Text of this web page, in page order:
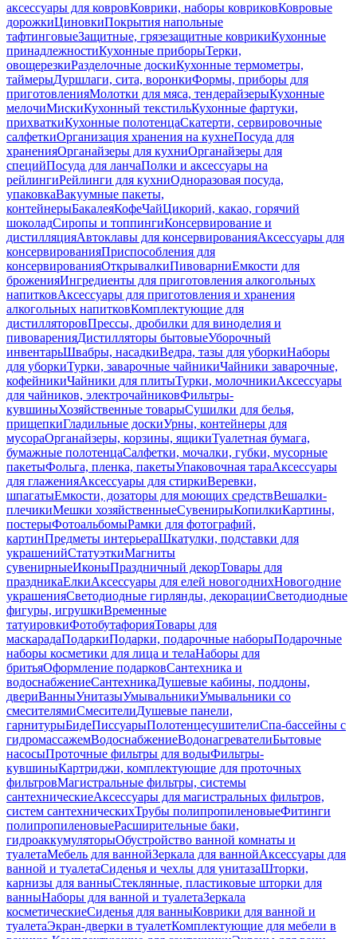
аксессуары для ковровКоврики, наборы ковриковКовровые
дорожкиЦиновкиПокрытия напольные
тафтинговыеЗащитные, грязезащитные коврикиКухонные
принадлежностиКухонные приборыТерки,
овощерезкиРазделочные доскиКухонные термометры,
таймерыДуршлаги, сита, воронкиФормы, приборы для
приготовленияМолотки для мяса, тендерайзерыКухонные
мелочиМискиКухонный текстильКухонные фартуки,
прихваткиКухонные полотенцаСкатерти, сервировочные
салфеткиОрганизация хранения на кухнеПосуда для
храненияОрганайзеры для кухниОрганайзеры для
специйПосуда для ланчаПолки и аксессуары на
рейлингиРейлинги для кухниОдноразовая посуда,
упаковкаВакуумные пакеты,
контейнерыБакалеяКофеЧайЦикорий, какао, горячий
шоколадСиропы и топпингиКонсервирование и
дистилляцияАвтоклавы для консервированияАксессуары для
консервированияПриспособления для
консервированияОткрывалкиПивоварниЕмкости для
броженияИнгредиенты для приготовления алкогольных
напитковАксессуары для приготовления и хранения
алкогольных напитковКомплектующие для
дистилляторовПрессы, дробилки для виноделия и
пивоваренияДистилляторы бытовыеУборочный
инвентарьШвабры, насадкиВедра, тазы для уборкиНаборы
для уборкиТурки, заварочные чайникиЧайники заварочные,
кофейникиЧайники для плитыТурки, молочникиАксессуары
для чайников, электрочайниковФильтры-
кувшиныХозяйственные товарыСушилки для белья,
прищепкиГладильные доскиУрны, контейнеры для
мусораОрганайзеры, корзины, ящикиТуалетная бумага,
бумажные полотенцаСалфетки, мочалки, губки, мусорные
пакетыФольга, пленка, пакетыУпаковочная тараАксессуары
для глаженияАксессуары для стиркиВеревки,
шпагатыЕмкости, дозаторы для моющих средствВешалки-
плечикиМешки хозяйственныеСувенирыКопилкиКартины,
постерыФотоальбомыРамки для фотографий,
картинПредметы интерьераШкатулки, подставки для
украшенийСтатуэткиМагниты
сувенирныеИконыПраздничный декорТовары для
праздникаЕлкиАксессуары для елей новогоднихНовогодние
украшенияСветодиодные гирлянды, декорацииСветодиодные
фигуры, игрушкиВременные
татуировкиФотобутафорияТовары для
маскарадаПодаркиПодарки, подарочные наборыПодарочные
наборы косметики для лица и телаНаборы для
бритьяОформление подарковСантехника и
водоснабжениеСантехникаДушевые кабины, поддоны,
двериВанныУнитазыУмывальникиУмывальники со
смесителямиСмесителиДушевые панели,
гарнитурыБидеПиссуарыПолотенцесушителиСпа-бассейны с
гидромассажемВодоснабжениеВодонагревателиБытовые
насосыПроточные фильтры для водыФильтры-
кувшиныКартриджи, комплектующие для проточных
фильтровМагистральные фильтры, системы
сантехническиеАксессуары для магистральных фильтров,
систем сантехническихТрубы полипропиленовыеФитинги
полипропиленовыеРасширительные баки,
гидроаккумуляторыОбустройство ванной комнаты и
туалетаМебель для ваннойЗеркала для ваннойАксессуары для
ванной и туалетаСиденья и чехлы для унитазаШторки,
карнизы для ванныСтеклянные, пластиковые шторки для
ванныНаборы для ванной и туалетаЗеркала
косметическиеСиденья для ванныКоврики для ванной и
туалетаЭкран-дверки в туалетКомплектующие для мебели в